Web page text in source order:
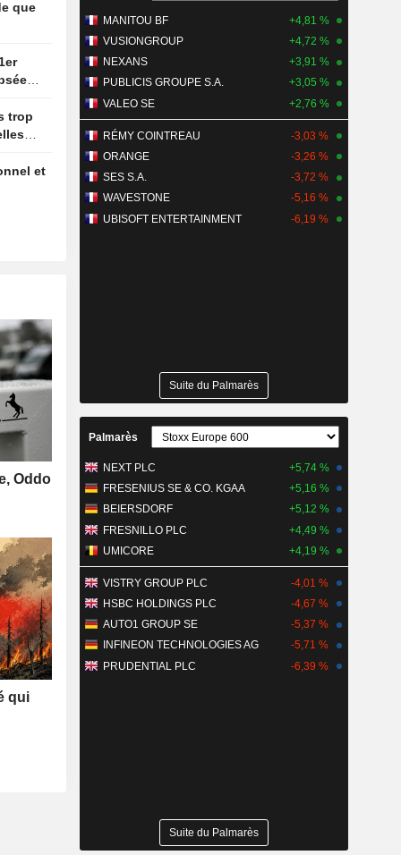
Oddo
qui
MANITOU BF
+4,81 %
VUSIONGROUP
+4,72 %
NEXANS
+3,91 %
PUBLICIS GROUPE S.A.
+3,05 %
VALEO SE
+2,76 %
RÉMY COINTREAU
-3,03 %
ORANGE
-3,26 %
SES S.A.
-3,72 %
WAVESTONE
-5,16 %
UBISOFT ENTERTAINMENT
-6,19 %
Suite du Palmarès
Palmarès
NEXT PLC
+5,74 %
FRESENIUS SE & CO. KGAA
+5,16 %
BEIERSDORF
+5,12 %
FRESNILLO PLC
+4,49 %
UMICORE
+4,19 %
VISTRY GROUP PLC
-4,01 %
HSBC HOLDINGS PLC
-4,67 %
AUTO1 GROUP SE
-5,37 %
INFINEON TECHNOLOGIES AG
-5,71 %
PRUDENTIAL PLC
-6,39 %
Suite du Palmarès